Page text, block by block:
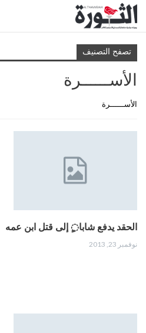
تصفح التصنيف
الأســــــرة
الأســــــرة
الحقد يدفع شابا◌ٍ إلى قتل ابن عمه
نوفمبر 23, 2013